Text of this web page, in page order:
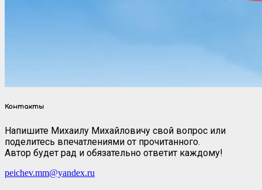
Контакты
Напишите Михаилу Михайловичу свой вопрос или
поделитесь впечатлениями от прочитанного.
Автор будет рад и обязательно ответит каждому!
peichev.mm@yandex.ru